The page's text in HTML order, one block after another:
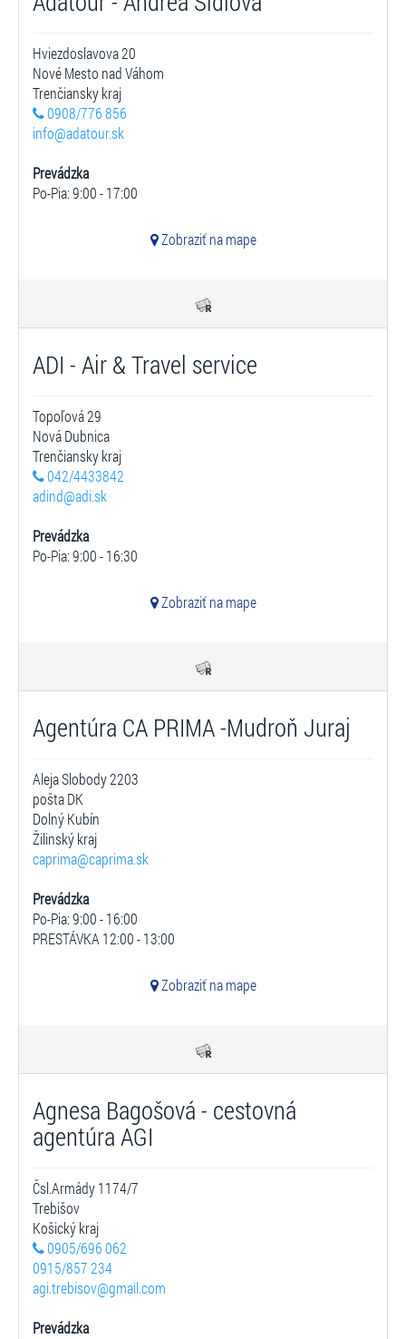
Hviezdoslavova 20
Nové Mesto nad Váhom
Trenčiansky kraj
0908/776 856
info@adatour.sk
Prevádzka
Po-Pia: 9:00 - 17:00
Zobraziť na mape
ADI - Air & Travel service
Topoľová 29
Nová Dubnica
Trenčiansky kraj
042/4433842
adind@adi.sk
Prevádzka
Po-Pia: 9:00 - 16:30
Zobraziť na mape
Agentúra CA PRIMA -Mudroň Juraj
Aleja Slobody 2203
pošta DK
Dolný Kubín
Žilinský kraj
caprima@caprima.sk
Prevádzka
Po-Pia: 9:00 - 16:00
PRESTÁVKA 12:00 - 13:00
Zobraziť na mape
Agnesa Bagošová - cestovná
agentúra AGI
Čsl.Armády 1174/7
Trebišov
Košický kraj
0905/696 062
0915/857 234
agi.trebisov@gmail.com
Prevádzka